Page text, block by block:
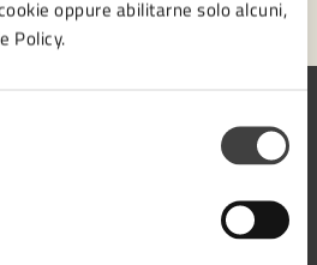
oppure abilitarne solo alcuni,
Policy.